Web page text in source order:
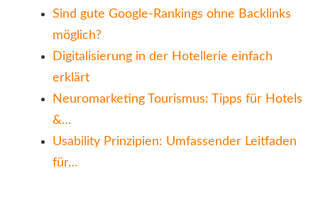
Sind gute Google-Rankings ohne Backlinks
möglich?
Digitalisierung in der Hotellerie einfach
erklärt
Neuromarketing Tourismus: Tipps für Hotels
&…
Usability Prinzipien: Umfassender Leitfaden
für…